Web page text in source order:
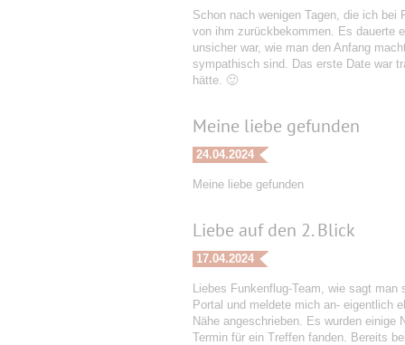
Schon nach wenigen Tagen, die ich
von ihm zurückbekommen. Es dauerte
unsicher war, wie man den Anfang
sympathisch sind. Das erste Date war
hätte. 🙂
Meine liebe gefunden
24.04.2024
Meine liebe gefunden
Liebe auf den 2. Blick
17.04.2024
Liebes Funkenflug-Team, wie sagt
Portal und meldete mich an- eigentlich
Nähe angeschrieben. Es wurden
Termin für ein Treffen fanden. Bereits